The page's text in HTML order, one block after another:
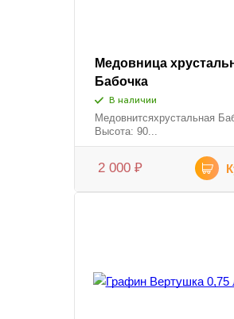
Медовница
Бабочка
В наличии
Медовнитсяхрустальная
Высота: 90...
2 000 ₽